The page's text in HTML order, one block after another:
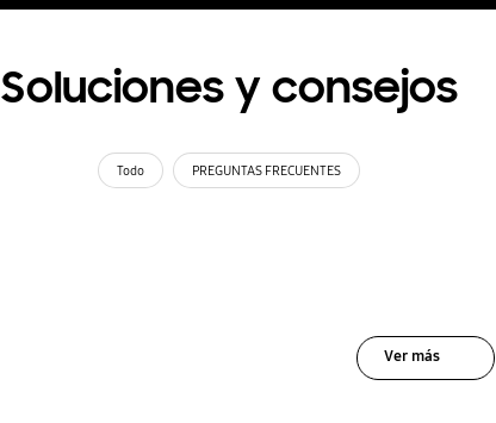
Soluciones y consejos
Todo PREGUNTAS FRECUENTES
Ver más